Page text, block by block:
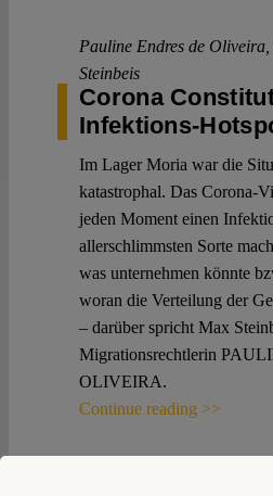
Pauline Endres de Oliveira
Steinbeis
Corona
Infektions-
Im Lager Moria war die
katastrophal. Das Corona-
jeden Moment einen
allerschlimmsten Sorte
was unternehmen könnte
woran die Verteilung der
– darüber spricht Max
Migrationsrechtlerin
OLIVEIRA.
Continue reading >>